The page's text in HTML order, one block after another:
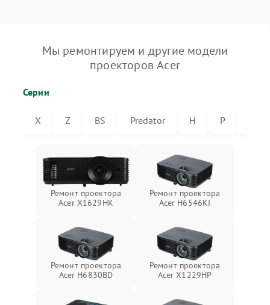
Мы ремонтируем и другие модели
проекторов Acer
Серии
X Z BS Predator H P
Ремонт проектора
Acer X1629HK
Ремонт проектора
Acer H6546KI
Ремонт проектора
Acer H6830BD
Ремонт проектора
Acer X1229HP